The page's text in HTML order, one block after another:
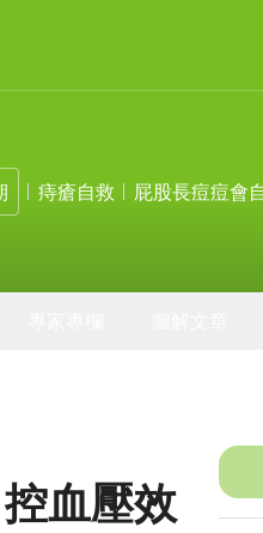
痔瘡自救 屁股長痘痘會
血壓效
推薦